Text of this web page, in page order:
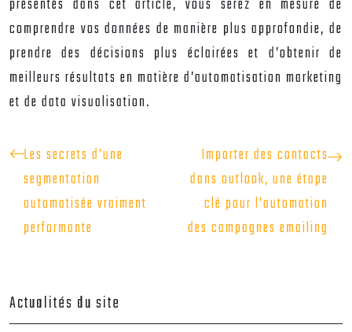
présentés dans cet article, vous serez en mesure de
comprendre vos données de manière plus approfondie, de
prendre des décisions plus éclairées et d’obtenir de
meilleurs résultats en matière d’automatisation marketing
et de data visualisation.
Les secrets d’une
segmentation
automatisée vraiment
performante
Importer des contacts
dans outlook, une étape
clé pour l’automation
des campagnes emailing
Actualités du site